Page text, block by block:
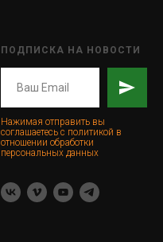
ПОДПИСКА НА НОВОСТИ
Нажимая отправить вы
соглашаетесь с политикой в
отношении обработки
персональных данных